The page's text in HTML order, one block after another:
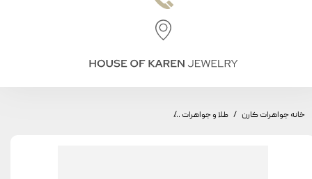
خانه جواهرات کارن طلا و جواهرات